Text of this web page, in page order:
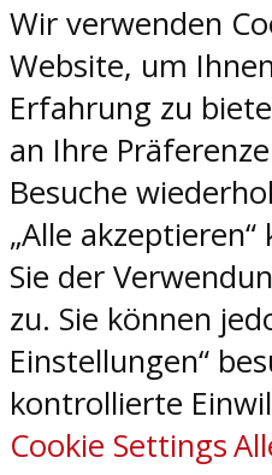
Wir verwenden
Website, um
Erfahrung zu
an Ihre
Besuche
„Alle
Sie der
zu. Sie können
Einstellungen“
kontrollierte
Cookie Settings